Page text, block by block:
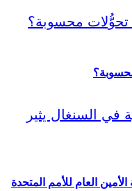
محسوبة؟
العام للأمم المتحدة